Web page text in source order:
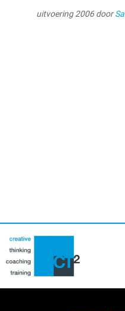
uitvoering 2006 door